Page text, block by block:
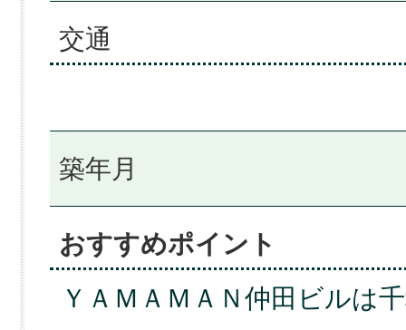
交通
築年月
おすすめポイント
ＹＡＭＡＭＡＮ仲田ビルは